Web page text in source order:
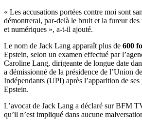
« Les accusations portées contre moi sont
démontrerai, par-delà le bruit et la fureur
et numériques », a-t-il ajouté.
Le nom de Jack Lang apparaît plus de 600
Epstein, selon un examen effectué par
Caroline Lang, dirigeante de longue date
a démissionné de la présidence de l’Union
Indépendants (UPI) après l’apparition de
Epstein.
L’avocat de Jack Lang a déclaré sur BFM
qu’il n’est impliqué dans aucune